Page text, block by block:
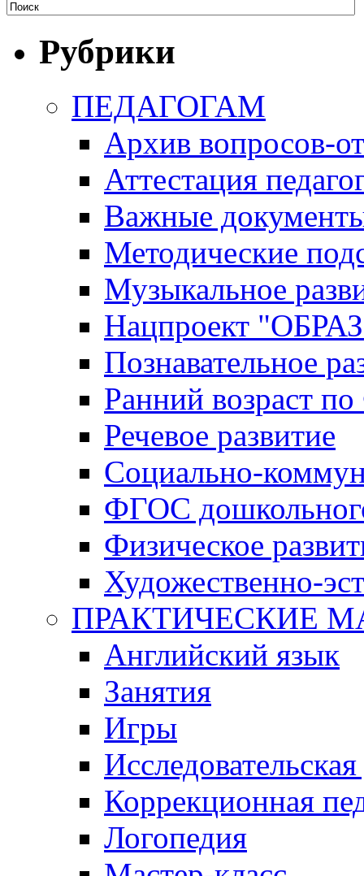
Рубрики
ПЕДАГОГАМ
Архив вопросов-
Аттестация
Важные
Методические
Музыкальное
Нацпроект
Познавательное
Ранний возраст
Речевое развитие
Социально-
ФГОС
Физическое
Художественно-
ПРАКТИЧЕСКИЕ
Английский язык
Занятия
Игры
Коррекционная
Логопедия